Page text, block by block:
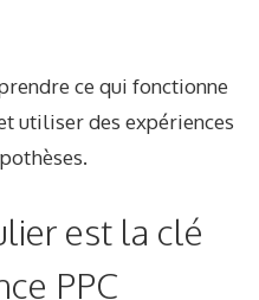
ce qui fonctionne
utiliser des expériences
est la clé
PPC